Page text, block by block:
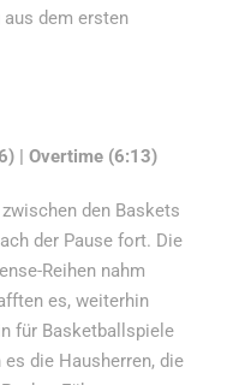
aus dem ersten
| Overtime (6:13)
den Baskets
der Pause fort. Die
Reihen nahm
es, weiterhin
für Basketballspiele
es die Hausherren, die